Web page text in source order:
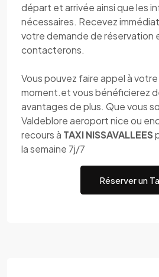
départ et arrivée ainsi que les
nécessaires. Recevez
votre demande de réservation
contacterons.
Vous pouvez faire appel à
moment.et vous bénéficierez
avantages de plus. Que vous
Valdeblore aeroport nice ou
recours à TAXI NISSAVALLEES
la semaine 7j/7
Réserver un